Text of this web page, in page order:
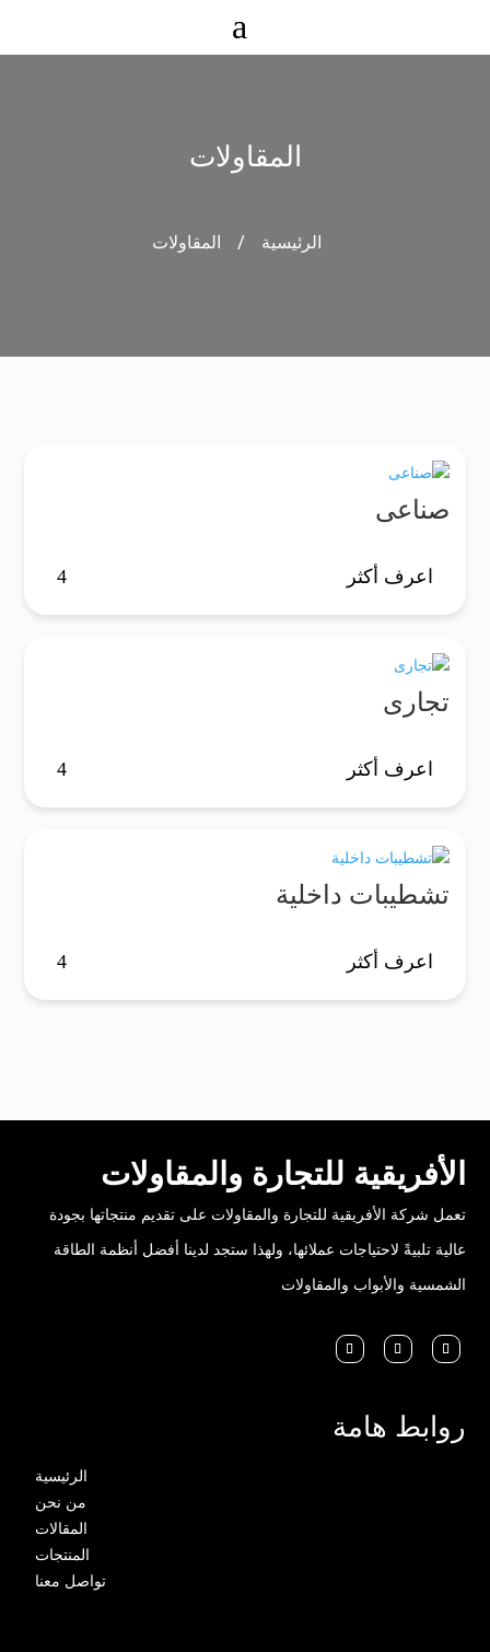
a
المقاولات
الرئيسية / المقاولات
صناعى
اعرف أكثر
تجارى
اعرف أكثر
تشطيبات داخلية
اعرف أكثر
روابط هامة
الرئيسية
من نحن
المقالات
المنتجات
تواصل معنا
الأفريقية للتجارة والمقاولات
تعمل شركة الأفريقية للتجارة والمقاولات على تقديم منتجاتها بجودة
عالية تلبيةً لاحتياجات عملائها، ولهذا ستجد لدينا أفضل أنظمة الطاقة
الشمسية والأبواب والمقاولات